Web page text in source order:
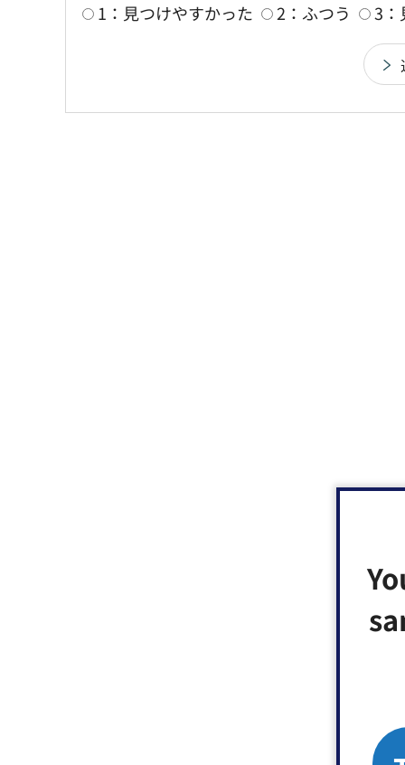
1：見つけやすかった
2：ふつう 3：